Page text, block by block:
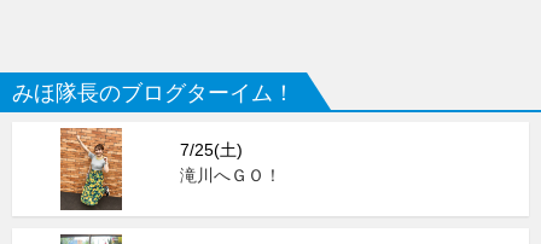
みほ隊長のブログターイム！
7/25(土)
滝川へＧＯ！